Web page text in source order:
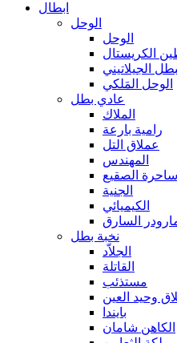
ابطال
الوحل
الوحل
الكريستال
الجيلاتيني
الوحل المَلكي
عادي بطل
الملاك
رامية بارعة
عملاق التل
المهندس
ساحرة الصقيع
الجنية
الكيميائي
السارق
نخبة بطل
الجلاّد
القاتلة
مستذئب
وحيد العين
بايندا
الكاهن شامان